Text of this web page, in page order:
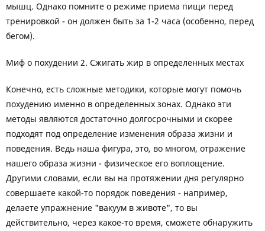
мышц. Однако помните о режиме приема пищи перед
тренировкой - он должен быть за 1-2 часа (особенно, перед
бегом).
Миф о похудении 2. Сжигать жир в определенных местах
Конечно, есть сложные методики, которые могут помочь
похудению именно в определенных зонах. Однако эти
методы являются достаточно долгосрочными и скорее
подходят под определение изменения образа жизни и
поведения. Ведь наша фигура, это, во многом, отражение
нашего образа жизни - физическое его воплощение.
Другими словами, если вы на протяжении дня регулярно
совершаете какой-то порядок поведения - например,
делаете упражнение "вакуум в животе", то вы
действительно, через какое-то время, сможете обнаружить